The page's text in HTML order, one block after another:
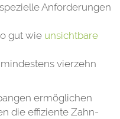
Anforderungen
gut wie unsichtbare
vierzehn
ermöglichen
die effiziente Zahn-